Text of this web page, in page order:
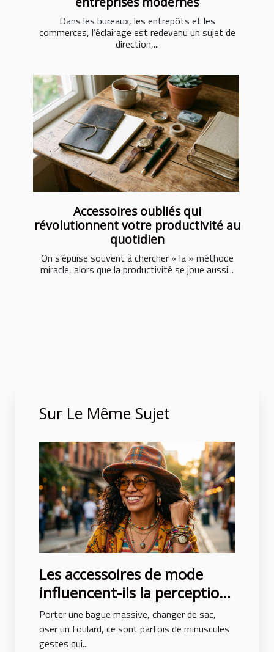
Dans les bureaux, les entrepôts et les
commerces, l’éclairage est redevenu un sujet de
direction,...
Accessoires oubliés qui
révolutionnent votre productivité au
quotidien
On s’épuise souvent à chercher « la » méthode
miracle, alors que la productivité se joue aussi...
Sur Le Même Sujet
Les accessoires de mode
influencent-ils la perception
de soi ?
Porter une bague massive, changer de sac,
oser un foulard, ce sont parfois de minuscules
gestes qui...